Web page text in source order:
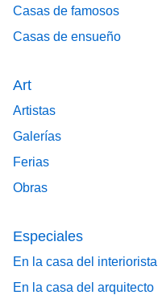
Casas de famosos
Casas de ensueño
Art
Artistas
Galerías
Ferias
Obras
Especiales
En la casa del interiorista
En la casa del arquitecto